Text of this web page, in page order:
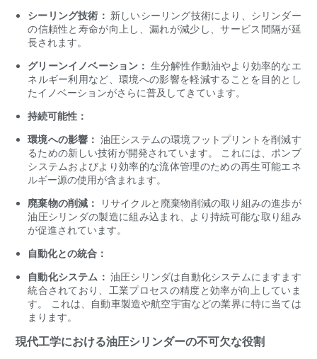
シーリング技術： 新しいシーリング技術により、シリンダー
の信頼性と寿命が向上し、漏れが減少し、サービス間隔が延
長されます。
グリーンイノベーション： 生分解性作動油やより効率的なエ
ネルギー利用など、環境への影響を軽減することを目的とし
たイノベーションがさらに普及してきています。
持続可能性：
環境への影響： 油圧システムの環境フットプリントを削減す
るための新しい技術が開発されています。 これには、ポンプ
システムおよびより効率的な流体管理のための再生可能エネ
ルギー源の使用が含まれます。
廃棄物の削減：
リサイクルと廃棄物削減の取り組みの進歩が
油圧シリンダの製造に組み込まれ、より持続可能な取り組み
が促進されています。
自動化との統合：
自動化システム： 油圧シリンダは自動化システムにますます
統合されており、工業プロセスの精度と効率が向上していま
す。 これは、自動車製造や航空宇宙などの業界に特に当ては
まります。
現代工学における油圧シリンダーの不可欠な役割